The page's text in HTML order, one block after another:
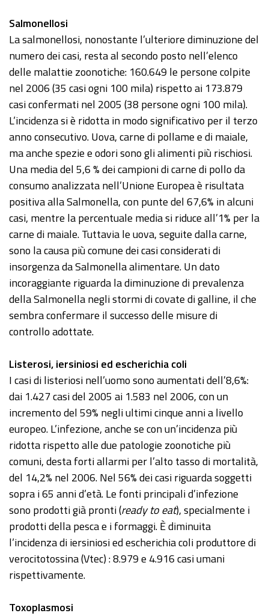
Salmonellosi
La salmonellosi, nonostante l’ulteriore diminuzione del
numero dei casi, resta al secondo posto nell’elenco
delle malattie zoonotiche: 160.649 le persone colpite
nel 2006 (35 casi ogni 100 mila) rispetto ai 173.879
casi confermati nel 2005 (38 persone ogni 100 mila).
L’incidenza si è ridotta in modo significativo per il terzo
anno consecutivo. Uova, carne di pollame e di maiale,
ma anche spezie e odori sono gli alimenti più rischiosi.
Una media del 5,6 % dei campioni di carne di pollo da
consumo analizzata nell’Unione Europea è risultata
positiva alla Salmonella, con punte del 67,6% in alcuni
casi, mentre la percentuale media si riduce all’1% per la
carne di maiale. Tuttavia le uova, seguite dalla carne,
sono la causa più comune dei casi considerati di
insorgenza da Salmonella alimentare. Un dato
incoraggiante riguarda la diminuzione di prevalenza
della Salmonella negli stormi di covate di galline, il che
sembra confermare il successo delle misure di
controllo adottate.
Listerosi, iersiniosi ed escherichia coli
I casi di listeriosi nell’uomo sono aumentati dell’8,6%:
dai 1.427 casi del 2005 ai 1.583 nel 2006, con un
incremento del 59% negli ultimi cinque anni a livello
europeo. L’infezione, anche se con un’incidenza più
ridotta rispetto alle due patologie zoonotiche più
comuni, desta forti allarmi per l’alto tasso di mortalità,
del 14,2% nel 2006. Nel 56% dei casi riguarda soggetti
sopra i 65 anni d’età. Le fonti principali d’infezione
sono prodotti già pronti (ready to eat), specialmente i
prodotti della pesca e i formaggi. È diminuita
l’incidenza di iersiniosi ed escherichia coli produttore di
verocitotossina (Vtec) : 8.979 e 4.916 casi umani
rispettivamente.
Toxoplasmosi